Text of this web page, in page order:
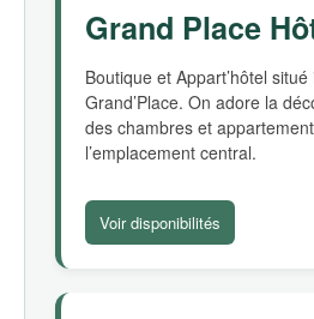
Grand Place
Boutique et Appart’hôtel
Grand’Place. On adore la
des chambres et
l’emplacement central.
Voir disponibilités